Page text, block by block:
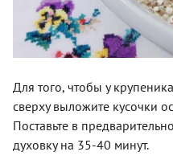
Для того, чтобы у
сверху выложите кусочки
Поставьте в
духовку на 35-40 минут.